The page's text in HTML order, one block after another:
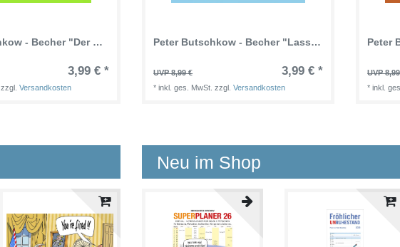
Peter Butschkow - Becher "Der Wind kommt aus Ostern!" - "Quatsch! Aus Western!"
3,99 € *
zzgl.Versandkosten
Peter Butschkow - Becher "Lass-dich-treiben-Tee"
UVP 8,99 € 3,99 € *
*inkl. ges. MwSt. zzgl.Versandkosten
UVP
*inkl.
Neu im Shop